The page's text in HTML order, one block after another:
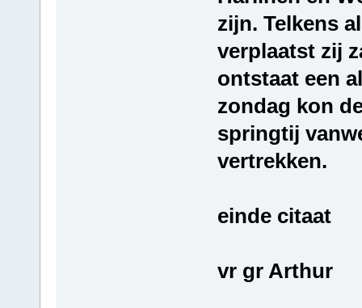
zijn. Telkens
verplaatst zij
ontstaat een
zondag kon
springtij
vertrekken.
einde citaat
vr gr Arthur